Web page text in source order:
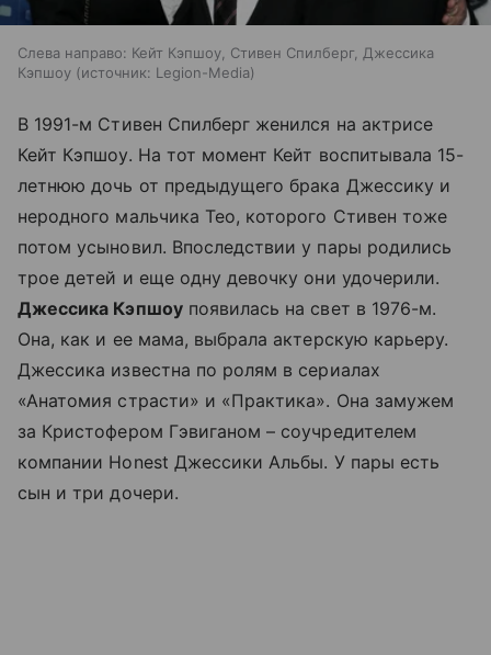
Слева направо: Кейт Кэпшоу, Стивен Спилберг, Джессика
Кэпшоу
источник: Legion-Media
В 1991-м Стивен Спилберг женился на актрисе
Кейт Кэпшоу. На тот момент Кейт воспитывала 15-
летнюю дочь от предыдущего брака Джессику и
неродного мальчика Тео, которого Стивен тоже
потом усыновил. Впоследствии у пары родились
трое детей и еще одну девочку они удочерили.
Джессика Кэпшоупоявилась на свет в 1976-м.
Она, как и ее мама, выбрала актерскую карьеру.
Джессика известна по ролям в сериалах
«Анатомия страсти» и «Практика». Она замужем
за Кристофером Гэвиганом – соучредителем
компании Honest Джессики Альбы. У пары есть
сын и три дочери.